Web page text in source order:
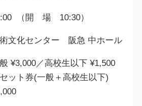
（開 場 10:30）
文化センター 阪急 中ホール
¥3,000／高校生以下 ¥1,500
ット券(一般＋高校生以下)